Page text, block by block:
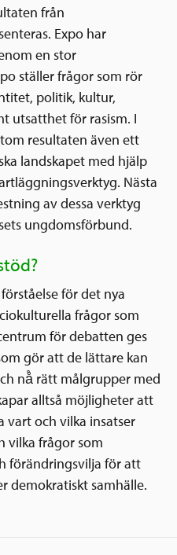
från
Expo har
en stor
ställer frågor som rör
politik, kultur,
utsatthet för rasism. I
resultaten även ett
landskapet med hjälp
Nästa
av dessa verktyg
ungdomsförbund.
för det nya
frågor som
för debatten ges
gör att de lättare kan
nå̊ rätt målgrupper med
alltså möjligheter att
vart och vilka insatser
vilka frågor som
förändringsvilja för att
demokratiskt samhälle.